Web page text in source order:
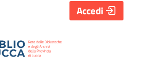
Accedi